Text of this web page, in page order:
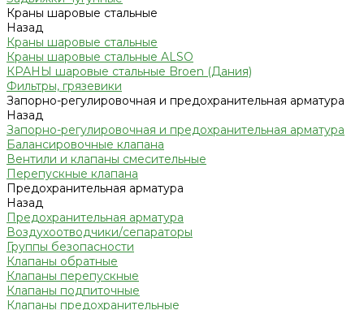
Краны шаровые стальные
Назад
Краны шаровые стальные
Краны шаровые стальные ALSO
КРАНЫ шаровые стальные Broen (Дания)
Фильтры, грязевики
Запорно-регулировочная и предохранительная арматура
Назад
Запорно-регулировочная и предохранительная арматура
Балансировочные клапана
Вентили и клапаны смесительные
Перепускные клапана
Предохранительная арматура
Назад
Предохранительная арматура
Воздухоотводчики/сепараторы
Группы безопасности
Клапаны обратные
Клапаны перепускные
Клапаны подпиточные
Клапаны предохранительные